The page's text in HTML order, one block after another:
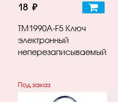
18 ₽
TM1990A-F5 Ключ
электронный
неперезаписываемый
Под заказ